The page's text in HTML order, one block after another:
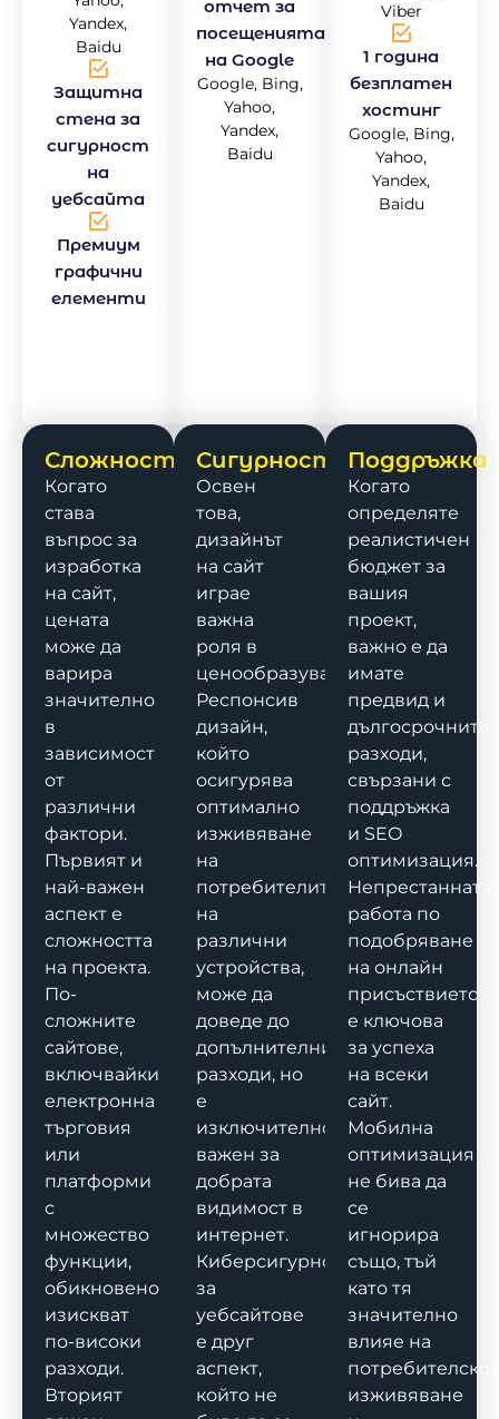
Yandex,
Baidu
Защитна
стена за
сигурност
на
уебсайта
Премиум
графични
елементи
отчет за
посещенията
на Google
Google, Bing,
Yahoo,
Yandex,
Baidu
Viber
1 година
безплатен
хостинг
Google, Bing,
Yahoo,
Yandex,
Baidu
Сложност
Когато
става
въпрос за
изработка
на сайт,
цената
може да
варира
значително
в
зависимост
от
различни
фактори.
Първият и
най-важен
аспект е
сложността
на проекта.
По-
сложните
сайтове,
включвайки
електронна
търговия
или
платформи
с
множество
функции,
обикновено
изискват
по-високи
разходи.
Вторият
Сигурност
Освен
това,
дизайнът
на сайт
играе
важна
роля в
ценообразуването.
Респонсив
дизайн,
който
осигурява
оптимално
изживяване
на
потребителите
на
различни
устройства,
може да
доведе до
допълнителни
разходи, но
е
изключително
важен за
добрата
видимост в
интернет.
Киберсигурност
за
уебсайтове
е друг
аспект,
който не
Поддръжка
Когато
определяте
реалистичен
бюджет за
вашия
проект,
важно е да
имате
предвид и
дългосрочните
разходи,
свързани с
поддръжка
и SEO
оптимизация.
Непрестанната
работа по
подобряване
на онлайн
присъствието
е ключова
за успеха
на всеки
сайт.
Мобилна
оптимизация
не бива да
се
игнорира
също, тъй
като тя
значително
влияе на
изживяване